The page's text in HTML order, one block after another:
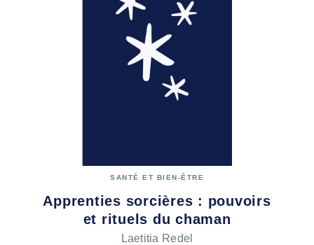
SANTÉ ET BIEN-ÊTRE
Apprenties sorcières : pouvoirs
et rituels du chaman
Laetitia Redel